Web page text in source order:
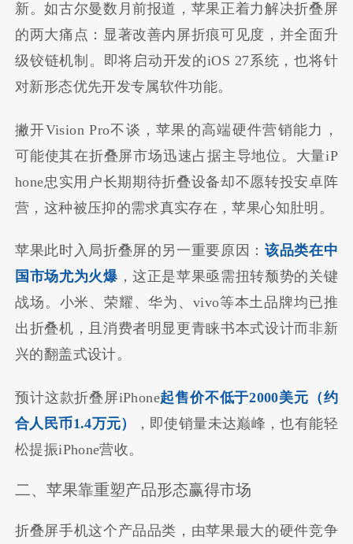
新。如古尔曼数月前报道，苹果正着力解决折叠屏
的两大痛点：显著改善内屏折痕可见度，并全面升
级铰链机制。即将启动开发的iOS 27系统，也将针
对新形态优先开发专属软件功能。
撇开Vision Pro不谈，苹果的高端硬件营销能力，
可能使其在折叠屏市场迅速占据主导地位。大量iP
hone忠实用户长期期待折叠设备却不愿转投安卓阵
营，这种被压抑的需求真实存在，苹果心知肚明。
苹果此时入局折叠屏的另一重要原因： 该品类在中
国市场尤为火爆，这正是苹果亟需扭转颓势的关键
战场。小米、荣耀、华为、vivo等本土品牌均已推
出折叠机，且消费者明显更青睐书本式设计而非新
兴的翻盖式设计。
预计这款折叠屏iPhone起售价不低于2000美元（约
合人民币1.4万元）
，即使销量未达巅峰，也有能轻
松提振iPhone营收。
二、苹果靠重塑产品形态赢得市场
折叠屏手机这个产品品类，由苹果最大的硬件竞争